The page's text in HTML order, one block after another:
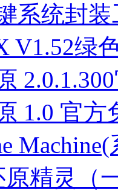
系统封
V1.52绿
1.0 官方
精灵（